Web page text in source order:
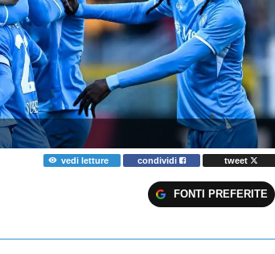
vedi letture condividi
tweet
FONTI PREFERITE